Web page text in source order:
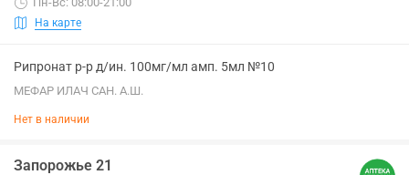
На карте
Рипронат р-р д/ин. 100мг/мл амп. 5мл №10
МЕФАР ИЛАЧ САН. А.Ш.
Нет в наличии
Запорожье 21